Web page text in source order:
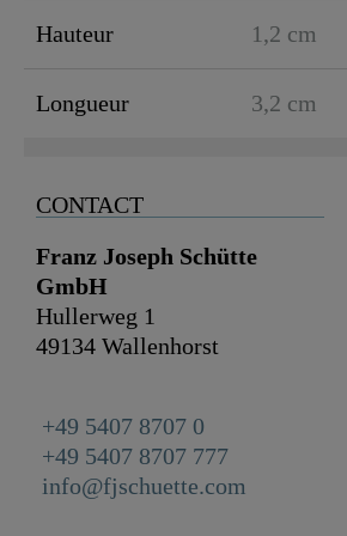
Hauteur 1,2 cm
Longueur 3,2 cm
CONTACT
Franz Joseph Schütte
GmbH
Hullerweg 1
49134 Wallenhorst
+49 5407 8707 0
+49 5407 8707 777
info@fjschuette.com